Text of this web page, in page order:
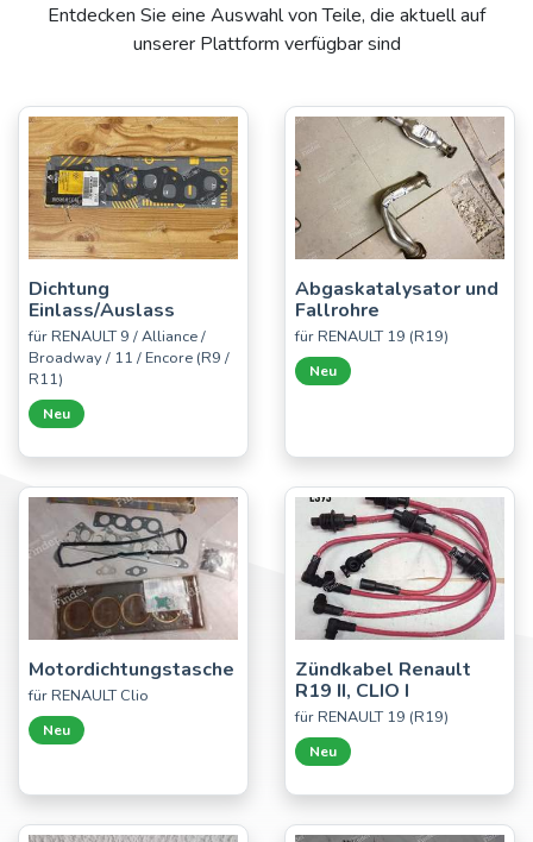
Entdecken Sie eine Auswahl von Teile, die aktuell auf
unserer Plattform verfügbar sind
Dichtung
Einlass/Auslass
für RENAULT 9 / Alliance /
Broadway / 11 / Encore (R9 /
R11)
Neu
Abgaskatalysator und
Fallrohre
für RENAULT 19 (R19)
Neu
Motordichtungstasche
für RENAULT Clio
Neu
Zündkabel Renault
R19 II, CLIO I
für RENAULT 19 (R19)
Neu